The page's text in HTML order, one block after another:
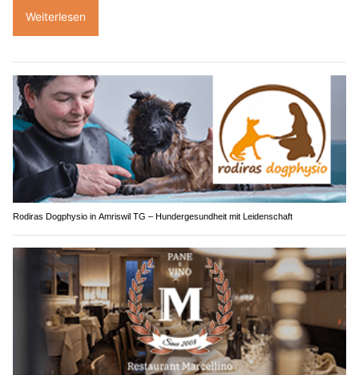
Weiterlesen
Rodiras Dogphysio in Amriswil TG – Hundergesundheit mit Leidenschaft